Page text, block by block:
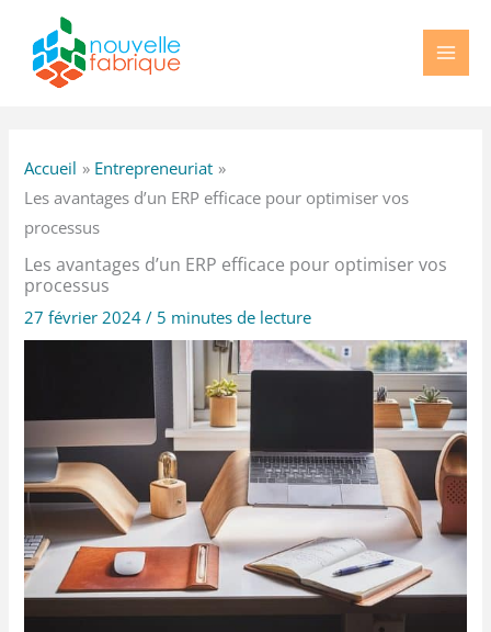
contenu
Accueil
Entrepreneuriat
Les avantages d’un ERP efficace pour optimiser vos
processus
Les avantages d’un ERP efficace pour optimiser vos
processus
27 février 2024/ 5 minutes de lecture